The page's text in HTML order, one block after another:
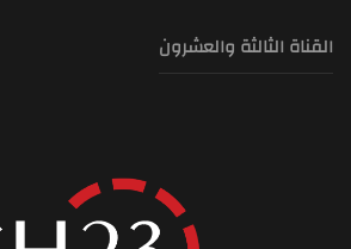
القناة الثالثة والعشرون